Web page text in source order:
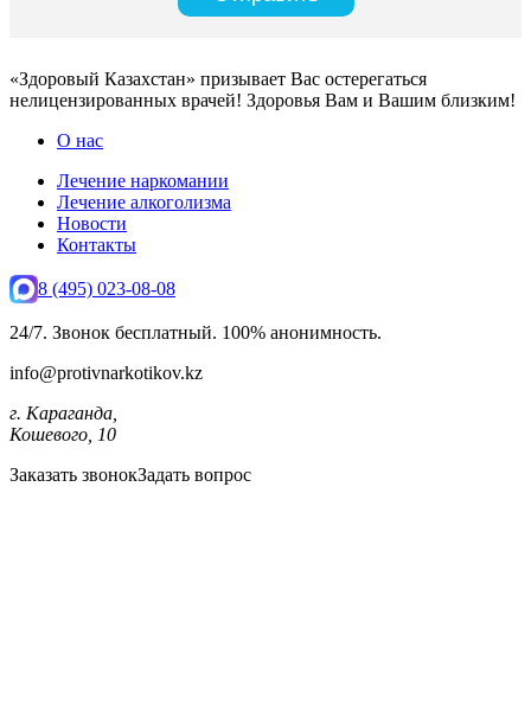
«Здоровый Казахстан» призывает Вас остерегаться
нелицензированных врачей! Здоровья Вам и Вашим близким!
О нас
Лечение наркомании
Лечение алкоголизма
Новости
Контакты
8 (495) 023-08-08
24/7. Звонок бесплатный. 100% анонимность.
info@protivnarkotikov.kz
г. Караганда,
Кошевого, 10
Заказать звонокЗадать вопрос